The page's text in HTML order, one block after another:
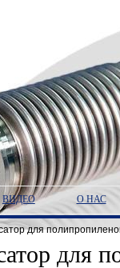
ВИДЕО О НАС
для
для